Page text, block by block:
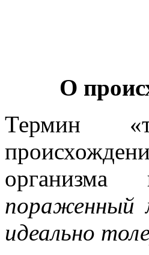
О
Термин
пораженный
идеально